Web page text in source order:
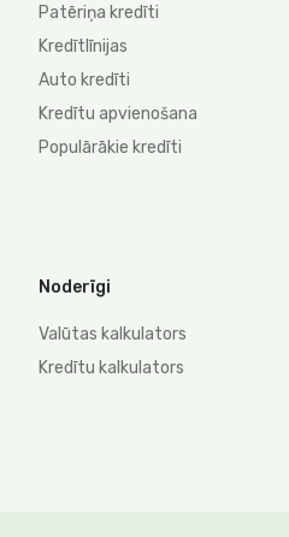
Patēriņa kredīti
Kredītlīnijas
Auto kredīti
Kredītu apvienošana
Populārākie kredīti
Noderīgi
Valūtas kalkulators
Kredītu kalkulators